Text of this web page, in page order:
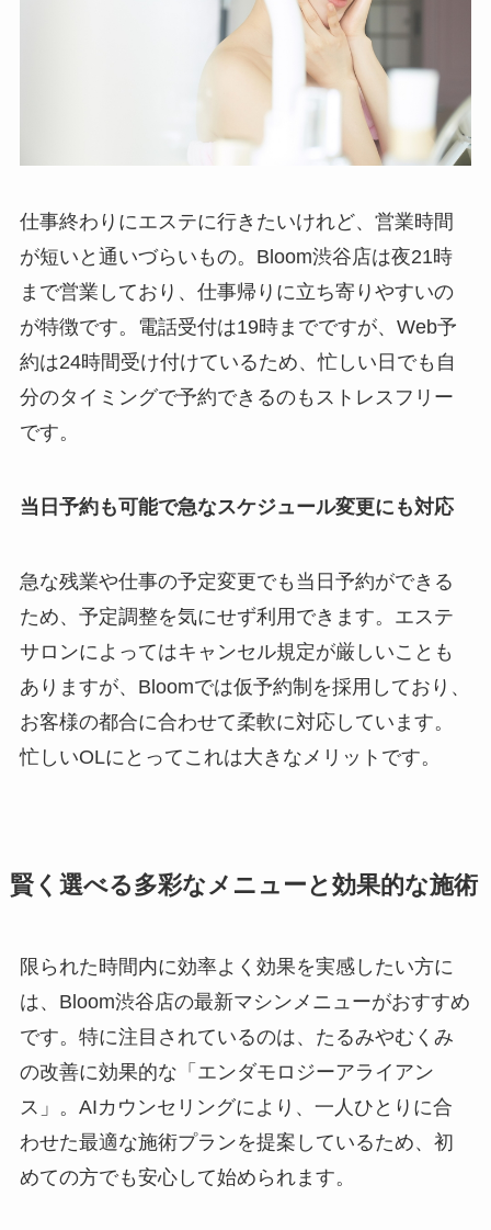
仕事終わりにエステに行きたいけれど、営業時間
が短いと通いづらいもの。Bloom渋谷店は夜21時
まで営業しており、仕事帰りに立ち寄りやすいの
が特徴です。電話受付は19時までですが、Web予
約は24時間受け付けているため、忙しい日でも自
分のタイミングで予約できるのもストレスフリー
です。
当日予約も可能で急なスケジュール変更にも対応
急な残業や仕事の予定変更でも当日予約ができる
ため、予定調整を気にせず利用できます。エステ
サロンによってはキャンセル規定が厳しいことも
ありますが、Bloomでは仮予約制を採用しており、
お客様の都合に合わせて柔軟に対応しています。
忙しいOLにとってこれは大きなメリットです。
賢く選べる多彩なメニューと効果的な施術
限られた時間内に効率よく効果を実感したい方に
は、Bloom渋谷店の最新マシンメニューがおすすめ
です。特に注目されているのは、たるみやむくみ
の改善に効果的な「エンダモロジーアライアン
ス」。AIカウンセリングにより、一人ひとりに合
わせた最適な施術プランを提案しているため、初
めての方でも安心して始められます。